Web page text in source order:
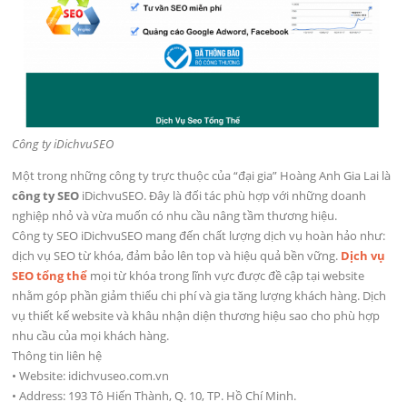
Công ty iDichvuSEO
Một trong những công ty trực thuộc của “đại gia” Hoàng Anh Gia Lai là
công ty SEO iDichvuSEO. Đây là đối tác phù hợp với những doanh
nghiệp nhỏ và vừa muốn có nhu cầu nâng tầm thương hiệu.
Công ty SEO iDichvuSEO mang đến chất lượng dịch vụ hoàn hảo như:
dịch vụ SEO từ khóa, đảm bảo lên top và hiệu quả bền vững. Dịch vụ
SEO tổng thể mọi từ khóa trong lĩnh vực được đề cập tại website
nhằm góp phần giảm thiểu chi phí và gia tăng lượng khách hàng. Dịch
vụ thiết kế website và khâu nhận diện thương hiệu sao cho phù hợp
nhu cầu của mọi khách hàng.
Thông tin liên hệ
• Website: idichvuseo.com.vn
• Address: 193 Tô Hiến Thành, Q. 10, TP. Hồ Chí Minh.